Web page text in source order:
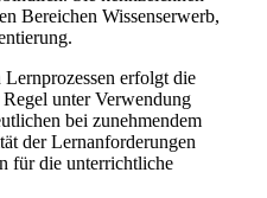
Bereichen Wissenserwerb,
erfolgt die
unter Verwendung
bei zunehmendem
der Lernanforderungen
für die unterrichtliche